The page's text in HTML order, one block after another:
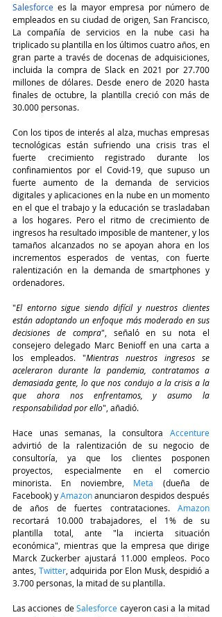
Salesforce es la mayor empresa por número de
empleados en su ciudad de origen, San Francisco,
La compañía de servicios en la nube casi ha
triplicado su plantilla en los últimos cuatro años, en
gran parte a través de docenas de adquisiciones,
incluida la compra de Slack en 2021 por 27.700
millones de dólares. Desde enero de 2020 hasta
finales de octubre, la plantilla creció con más de
30.000 personas.
Con los tipos de interés al alza, muchas empresas
tecnológicas están sufriendo una crisis tras el
fuerte crecimiento registrado durante los
confinamientos por el Covid-19, que supuso un
fuerte aumento de la demanda de servicios
digitales y aplicaciones en la nube en un momento
en el que el trabajo y la educación se trasladaban
a los hogares. Pero el ritmo de crecimiento de
ingresos ha resultado imposible de mantener, y los
tamaños alcanzados no se apoyan ahora en los
incrementos esperados de ventas, con fuerte
ralentización en la demanda de smartphones y
ordenadores.
"El entorno sigue siendo difícil y nuestros clientes
están adoptando un enfoque más moderado en sus
decisiones de compra", señaló en su nota el
consejero delegado Marc Benioff en una carta a
los empleados. "Mientras nuestros ingresos se
aceleraron durante la pandemia, contratamos a
demasiada gente, lo que nos condujo a la crisis a la
que ahora nos enfrentamos, y asumo la
responsabilidad por ello", añadió.
Hace unas semanas, la consultora
Accenture
advirtió de la ralentización de su negocio de
consultoría, ya que los clientes posponen
proyectos, especialmente en el comercio
minorista. En noviembre, Meta
(dueña de
Facebook) y Amazon anunciaron despidos después
de años de fuertes contrataciones. Amazon
recortará 10.000 trabajadores, el 1% de su
plantilla total, ante "la incierta situación
económica", mientras que la empresa que dirige
Marck Zuckerber ajustará 11.000 empleos. Poco
antes, Twitter, adquirida por Elon Musk, despidió a
3.700 personas, la mitad de su plantilla.
Las acciones de Salesforce cayeron casi a la mitad